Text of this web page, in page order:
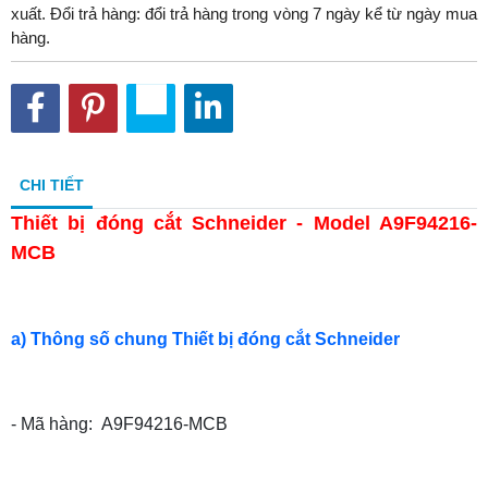
xuất. Đổi trả hàng: đổi trả hàng trong vòng 7 ngày kể từ ngày mua
hàng.
CHI TIẾT
Thiết bị đóng cắt Schneider - Model A9F94216-
MCB
a) Thông số chung Thiết bị đóng cắt Schneider
- Mã hàng: A9F94216-MCB